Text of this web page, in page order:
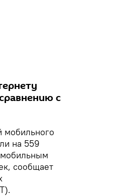
с
мобильного
на 559
мобильным
сообщает